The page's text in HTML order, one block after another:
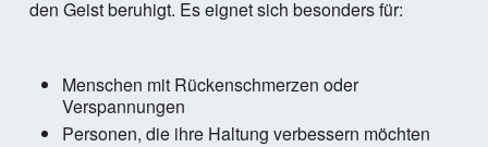
den Geist beruhigt. Es eignet sich besonders für:
Menschen mit Rückenschmerzen oder
Verspannungen
Personen, die ihre Haltung verbessern möchten